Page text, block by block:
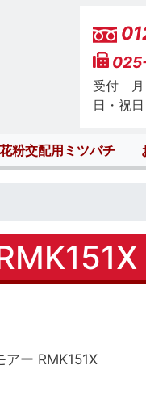
受付 月
日・祝
花粉交配用ミツバチ
アー RMK151X